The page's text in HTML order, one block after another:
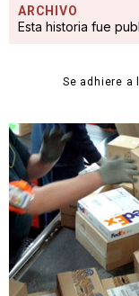
ARCHIVO
Esta historia fue
Se adhiere a